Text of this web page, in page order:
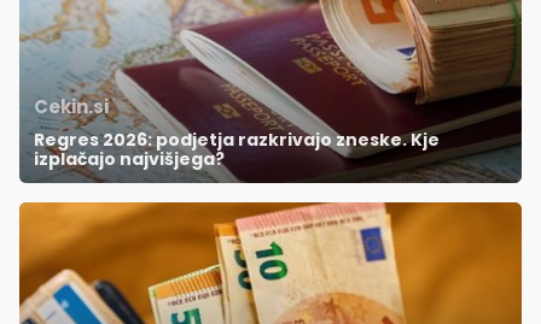
Cekin.si
Regres 2026: podjetja razkrivajo zneske. Kje
izplačajo najvišjega?